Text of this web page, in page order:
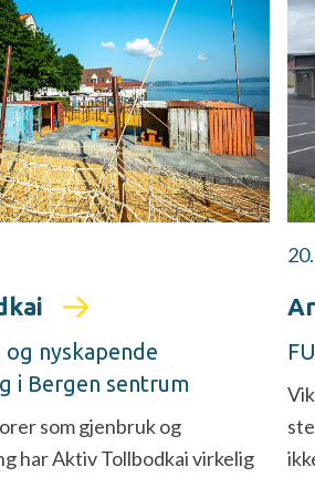
nyskapende
i Bergen sentrum
som gjenbruk og
har Aktiv Tollbodkai virkelig